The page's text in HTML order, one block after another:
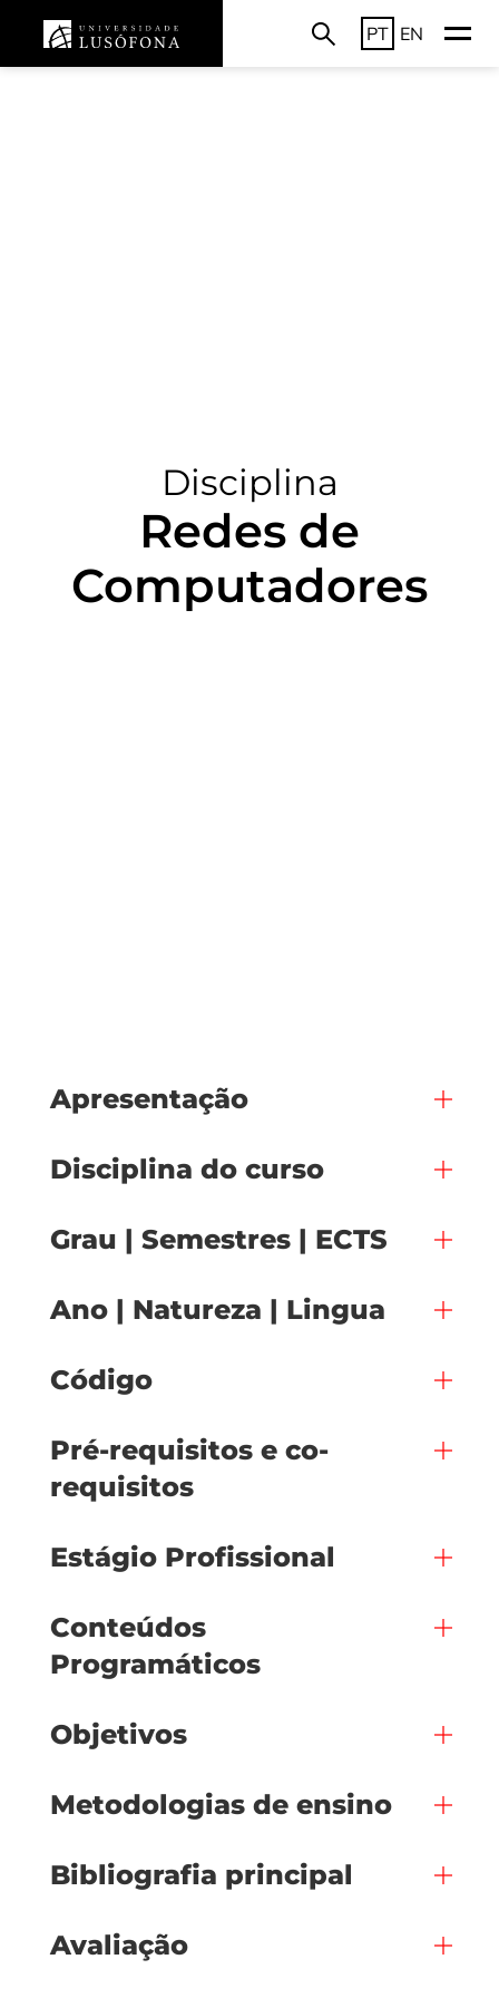
PT EN
Disciplina
Redes de
Computadores
Apresentação
Disciplina do curso
Grau | Semestres | ECTS
Ano | Natureza | Lingua
Código
Pré-requisitos e co-
requisitos
Estágio Profissional
Conteúdos
Programáticos
Objetivos
Metodologias de ensino
Bibliografia principal
Avaliação